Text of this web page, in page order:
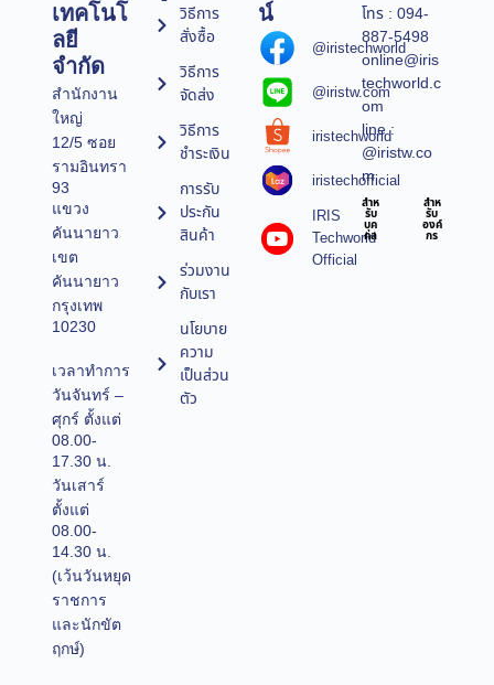
เทคโนโ
ลยี
จำกัด
สำนักงาน
ใหญ่
12/5 ซอย
รามอินทรา
93
แขวง
คันนายาว
เขต
คันนายาว
กรุงเทพ
10230
เวลาทำการ
วันจันทร์ –
ศุกร์ ตั้งแต่
08.00-
17.30 น.
วันเสาร์
ตั้งแต่
08.00-
14.30 น.
(เว้นวันหยุด
ราชการ
และนักขัต
ฤกษ์)
วิธีการ
สั่งซื้อ
วิธีการ
จัดส่ง
วิธีการ
ชำระเงิน
การรับ
ประกัน
สินค้า
ร่วมงาน
กับเรา
นโยบาย
ความ
เป็นส่วน
ตัว
น์
@iristechworld
@iristw.com
iristechworld
iristechofficial
IRIS
Techworld
Official
โทร : 094-
887-5498
online@iris
techworld.c
om
line :
@iristw.co
m
สำห
รับ
บุค
คล
สำห
รับ
องค์
กร